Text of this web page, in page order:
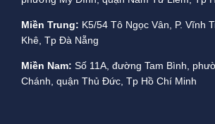
– Nhiệt độ: Hoạt động: 0 ～ 40 ℃ ; Lưu
–Độ ẩm tương đối:0 ～ 95% không
Miền Trung: K5/54 Tô Ngọc Vân, P. Vĩnh
Khê, Tp Đà Nẵng
Miền Nam: Số 11A, đường Tam Bình,
Chánh, quận Thủ Đức, Tp Hồ Chí Minh